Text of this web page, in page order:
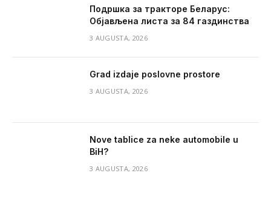
Подршка за тракторе Беларус:
Објављена листа за 84 газдинства
3 AUGUSTA, 2026
Grad izdaje poslovne prostore
3 AUGUSTA, 2026
Nove tablice za neke automobile u
BiH?
3 AUGUSTA, 2026